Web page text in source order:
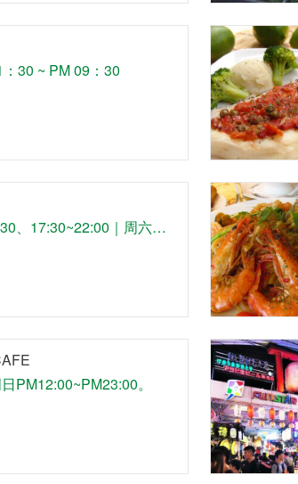
30 ~ PM 09：30
周一至周五11:30~14:30、17:30~22:00｜周六日及例假日11:30~15:00、17:00~22:00
PM12:00~PM23:00。